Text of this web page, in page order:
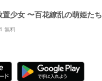
置少女 〜百花繚乱の萌姫たち
無料